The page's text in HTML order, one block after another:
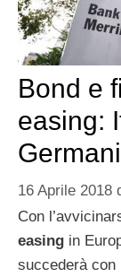
Bond e
easing:
16 Aprile 2018
Con
easing in
succederà con